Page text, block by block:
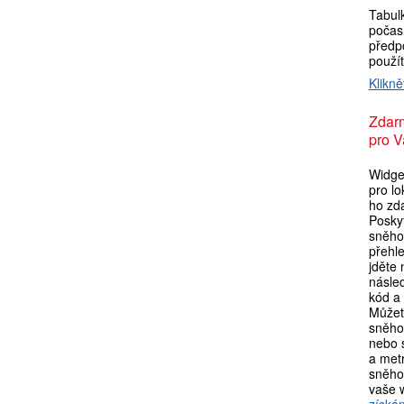
použít
pro
pro
ho
jděte
kód a
nebo
a
vaše